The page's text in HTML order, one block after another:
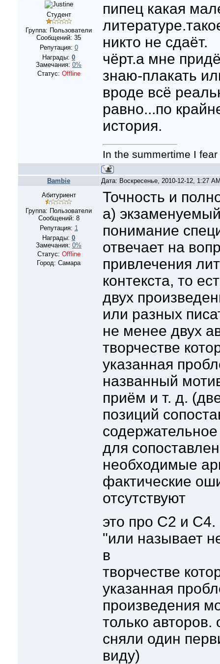
Студент
Группа: Пользователи
Сообщений: 35
Репутация: 0
Награды: 0
Замечания: 0%
Статус: Offline
пипец какая
никто не сдаёт.
чёрт.а мне
знаю-плакать
вроде всё
равно...по
история.
In the summertime I
Bambie
Дата: Воскресенье, 2010-12-12, 1:27
Абитуриент
Группа: Пользователи
Сообщений: 8
Репутация: 1
Награды: 0
Замечания: 0%
Статус: Offline
Город: Самара
Точность и
а)
понимание
отвечает на
привлечения
контекста, то
двух
или разных
не менее двух
творчестве
указанная
названный
приём и т. д.
позиций
для
необходимые
фактические
отсутствуют
это про С2 и С4.
"или называет
в
творчестве
указанная
произведения
только авторов.
сняли один
виду)